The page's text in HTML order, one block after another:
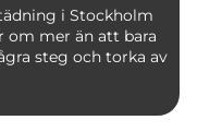
i Stockholm
om mer än att bara
steg och torka av